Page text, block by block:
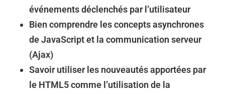
événements déclenchés par l’utilisateur
Bien comprendre les concepts asynchrones
de JavaScript et la communication serveur
(Ajax)
Savoir utiliser les nouveautés apportées par
le HTML5 comme l’utilisation de la